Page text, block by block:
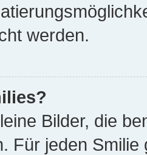
werden.
Bilder, die
Für jeden